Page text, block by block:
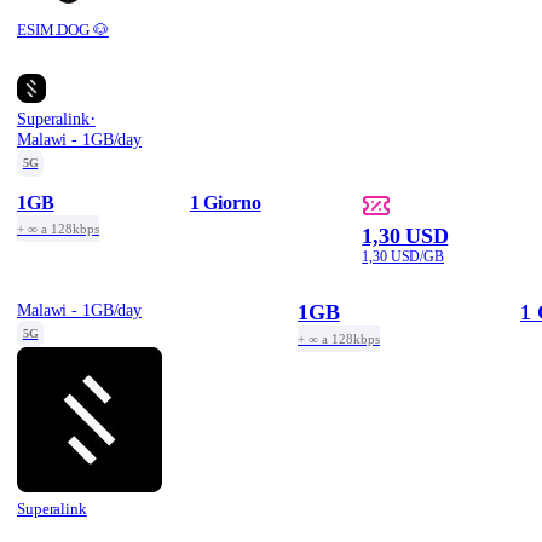
ESIM.DOG 🐶
Superalink·
Malawi - 1GB/day
5G
1GB
+ ∞ a 128kbps
1 Giorno
1,30 USD
1,30 USD/GB
Malawi - 1GB/day
5G
Superalink
1GB
+ ∞ a 128kbps
1